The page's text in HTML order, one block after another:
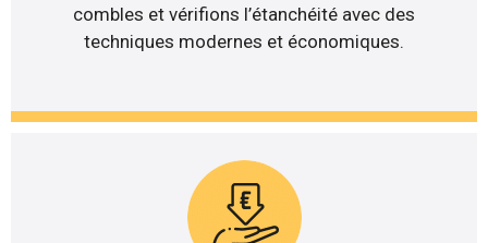
combles et vérifions l’étanchéité avec des
techniques modernes et économiques.